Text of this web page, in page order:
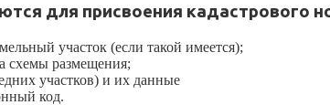
для присвоения кадастрового
участок (если такой имеется);
схемы размещения;
участков) и их данные
код.